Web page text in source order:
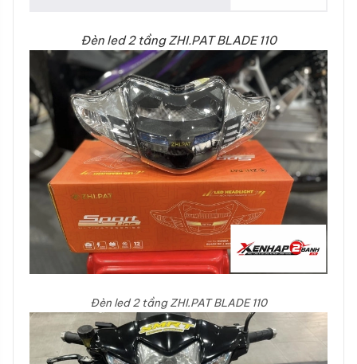
Đèn led 2 tầng ZHI.PAT BLADE 110
Đèn led 2 tầng ZHI.PAT BLADE 110